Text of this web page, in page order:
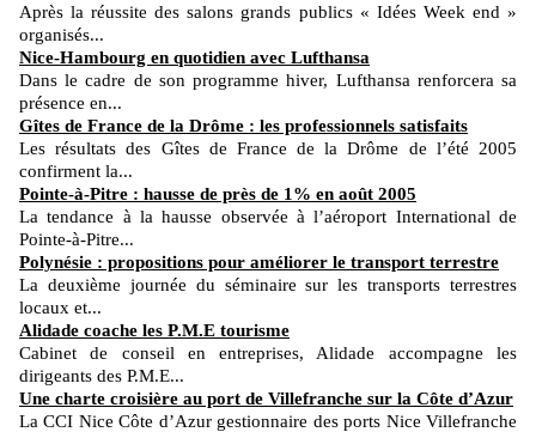
Après la réussite des salons grands publics « Idées Week end »
organisés...
Nice-Hambourg en quotidien avec Lufthansa
Dans le cadre de son programme hiver, Lufthansa renforcera sa
présence en...
Gîtes de France de la Drôme : les professionnels satisfaits
Les résultats des Gîtes de France de la Drôme de l’été 2005
confirment la...
Pointe-à-Pitre : hausse de près de 1% en août 2005
La tendance à la hausse observée à l’aéroport International de
Pointe-à-Pitre...
Polynésie : propositions pour améliorer le transport terrestre
La deuxième journée du séminaire sur les transports terrestres
locaux et...
Alidade coache les P.M.E tourisme
Cabinet de conseil en entreprises, Alidade accompagne les
dirigeants des P.M.E...
Une charte croisière au port de Villefranche sur la Côte d’Azur
La CCI Nice Côte d’Azur gestionnaire des ports Nice Villefranche